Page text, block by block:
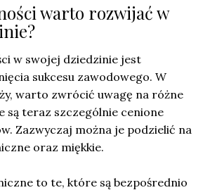
warto rozwijać w
w swojej dziedzinie jest
sukcesu zawodowego. W
warto zwrócić uwagę na różne
są teraz szczególnie cenione
Zazwyczaj można je podzielić na
oraz miękkie.
to te, które są bezpośrednio